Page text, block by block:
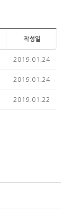
작성일
2019.01.24
2019.01.24
2019.01.22